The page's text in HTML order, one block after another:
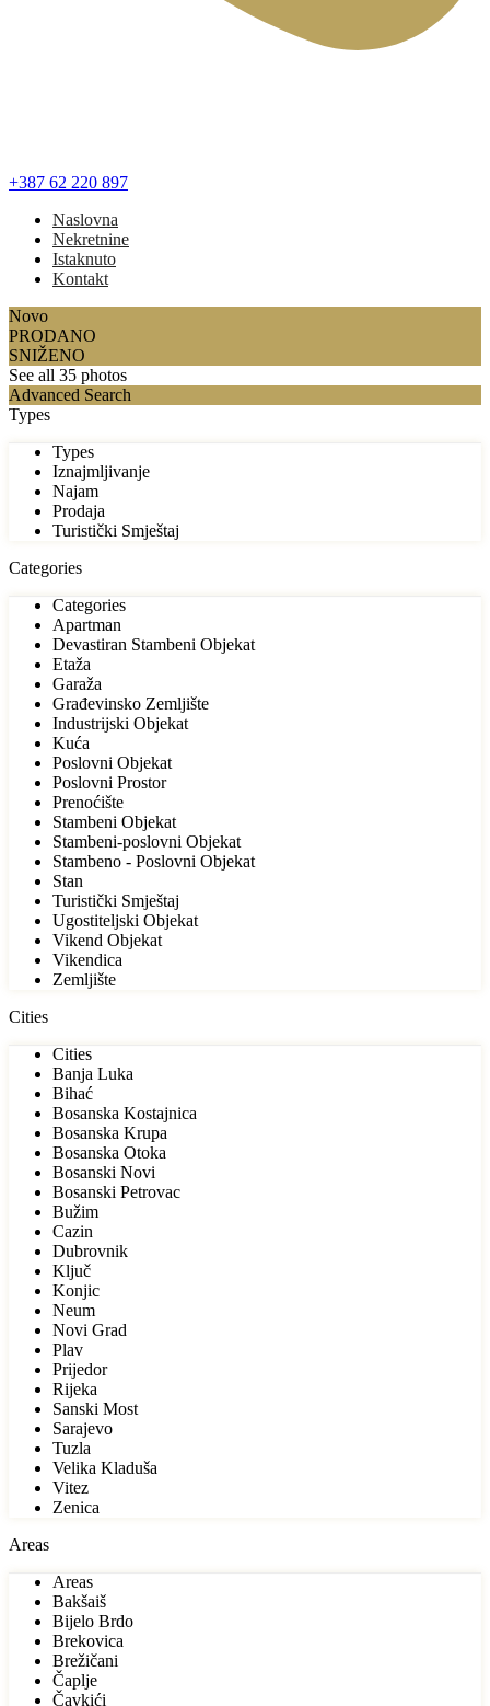
+387 62 220 897
Naslovna
Nekretnine
Istaknuto
Kontakt
Novo
PRODANO
SNIŽENO
See all 35 photos
Advanced Search
Types
Types
Iznajmljivanje
Najam
Prodaja
Turistički Smještaj
Categories
Categories
Apartman
Devastiran Stambeni Objekat
Etaža
Garaža
Građevinsko Zemljište
Industrijski Objekat
Kuća
Poslovni Objekat
Poslovni Prostor
Prenoćište
Stambeni Objekat
Stambeni-poslovni Objekat
Stambeno - Poslovni Objekat
Stan
Turistički Smještaj
Ugostiteljski Objekat
Vikend Objekat
Vikendica
Zemljište
Cities
Cities
Banja Luka
Bihać
Bosanska Kostajnica
Bosanska Krupa
Bosanska Otoka
Bosanski Novi
Bosanski Petrovac
Bužim
Cazin
Dubrovnik
Ključ
Konjic
Neum
Novi Grad
Plav
Prijedor
Rijeka
Sanski Most
Sarajevo
Tuzla
Velika Kladuša
Vitez
Zenica
Areas
Areas
Bakšaiš
Bijelo Brdo
Brekovica
Brežičani
Čaplje
Čavkići